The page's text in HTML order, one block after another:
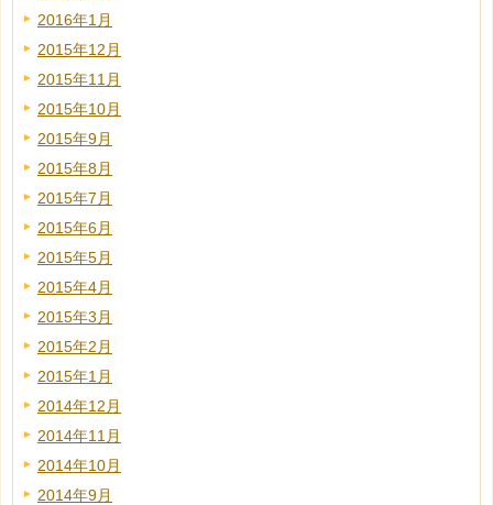
2016年1月
2015年12月
2015年11月
2015年10月
2015年9月
2015年8月
2015年7月
2015年6月
2015年5月
2015年4月
2015年3月
2015年2月
2015年1月
2014年12月
2014年11月
2014年10月
2014年9月